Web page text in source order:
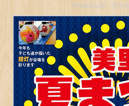
Mow&Buu様「忘年